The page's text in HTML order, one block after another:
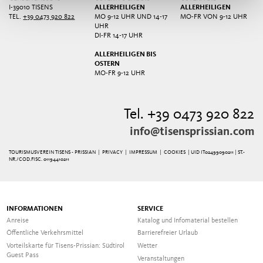
I-39010 TISENS
TEL.+39 0473 920 822
ALLERHEILIGEN
MO 9-12 UHR UND 14-17
UHR
DI-FR 14-17 UHR
ALLERHEILIGEN BIS
OSTERN
MO-FR 9-12 UHR
ALLERHEILIGEN
MO-FR VON 9-12 UHR
Tel. +39 0473 920 822
info@tisensprissian.com
TOURISMUSVEREIN TISENS - PRISSIAN | PRIVACY IMPRESSUM |COOKIES
| UID IT02499090211 | ST.-
NR./COD.FISC. 01194410211
INFORMATIONEN
Anreise
Öffentliche Verkehrsmittel
Vorteilskarte für Tisens-Prissian: Südtirol
Guest Pass
SERVICE
Katalog und Infomaterial bestellen
Barrierefreier Urlaub
Wetter
Veranstaltungen